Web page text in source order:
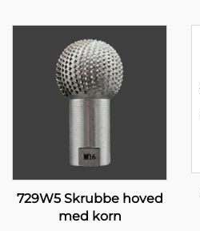
729W5 Skrubbe hoved
med korn